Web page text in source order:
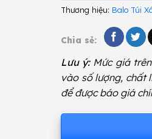
Thương hiệu: Balo Túi
Chia sẻ:
Lưu ý:Mức giá
vào số lượng, chất
để được báo giá